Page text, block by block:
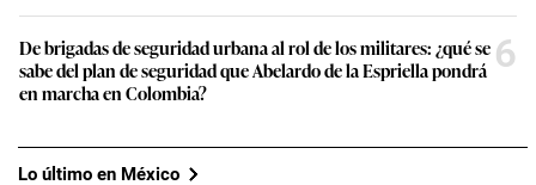
De brigadas de seguridad urbana al rol de los militares: ¿qué se
sabe del plan de seguridad que Abelardo de la Espriella pondrá
en marcha en Colombia?
6
Lo último en México